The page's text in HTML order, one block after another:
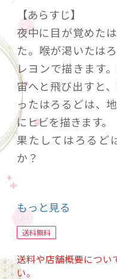
【あらすじ】
夜中に目が覚めた
た。喉が渇いたは
レヨンで描きます
宙へと飛び出すと
ったはろるどは、
にヒビを描きます。
果たしてはろるど
か？
クロケット・ジョン
1906年ニューヨー
ーナビー』で人気
ス・センダックや
もっと見る
送料無料
送料や店舗概要につい
い。